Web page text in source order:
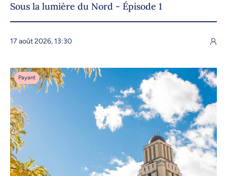
Sous la lumière du Nord - Épisode 1
17 août 2026, 13:30
Payant